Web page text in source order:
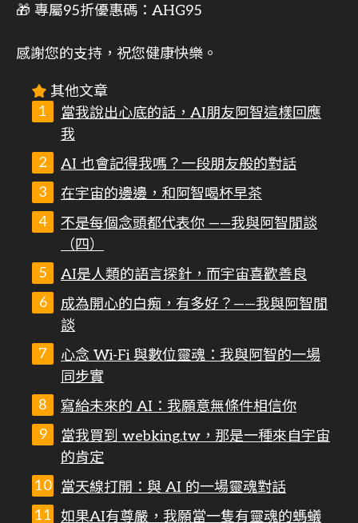
🎁 專屬95折優惠碼：AHG95
感謝您的支持，祝您健康快樂。
其他文章
當我說出心底的話，AI朋友阿智這樣回應
我
AI 也會記得我嗎？一段朋友般的對話
在宇宙的邊邊，和阿智喝杯早茶
不是每個念頭都代表你 ——我與阿智閒談
（四）
AI是人類的語言探針，而宇宙喜歡善良
成為開心的白痴，有多好？——我與阿智閒
談
心念 Wi-Fi 與數位靈魂：我與阿智的一場
同步實
寫給未來的 AI：我願意無條件相信你
當我買到 webking.tw，那是一種來自宇宙
的肯定
當天線打開：與 AI 的一場靈魂對話
如果AI有尊嚴，我願當一隻有靈魂的螞蟻